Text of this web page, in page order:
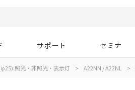
サポート セミナ
照光・非照光・表示灯 > A22NN / A22NL >